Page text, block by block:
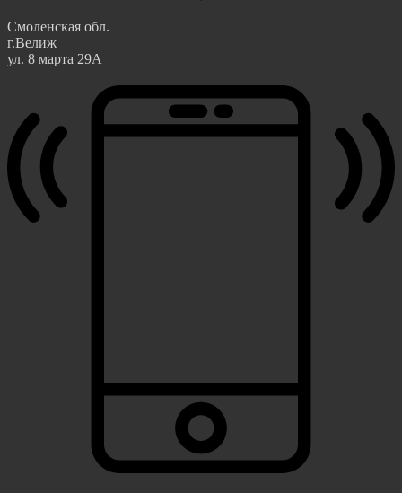
Смоленская обл.
г.Велиж
ул. 8 марта 29А